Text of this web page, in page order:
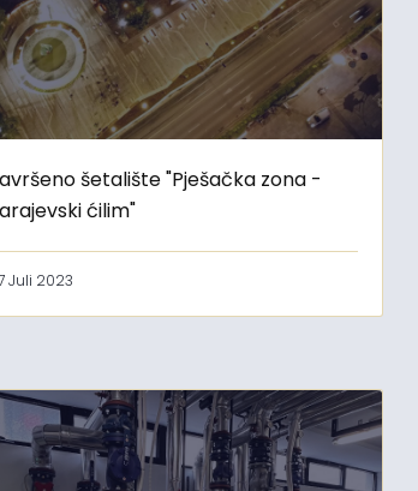
šetalište "Pješačka zona -
ćilim"
Juli 2023